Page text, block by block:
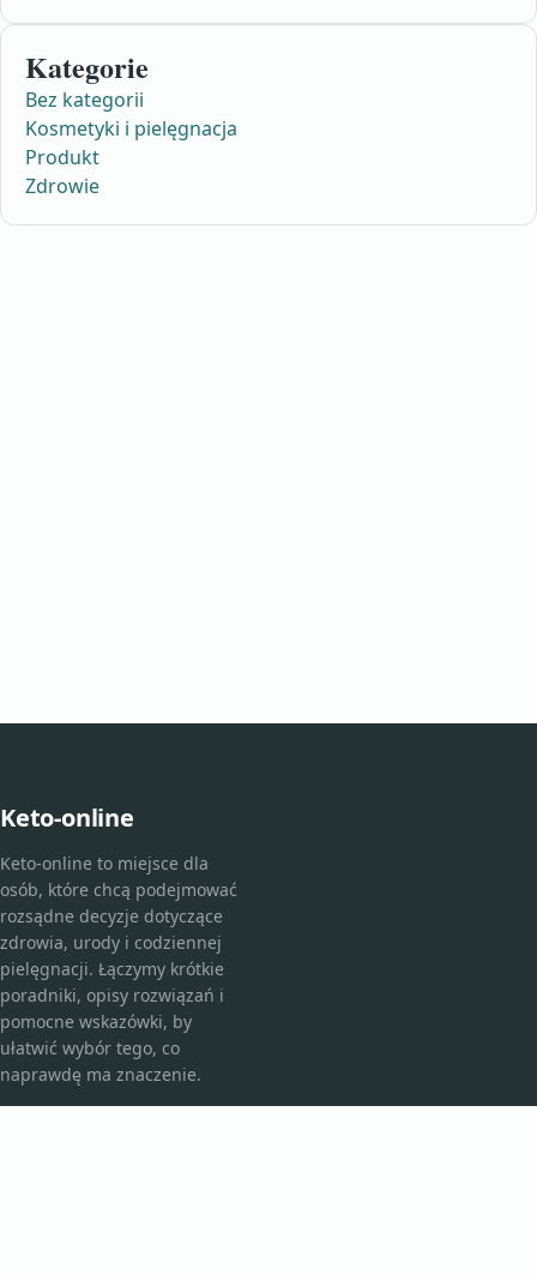
Kategorie
Bez kategorii
Kosmetyki i pielęgnacja
Produkt
Zdrowie
Keto-online
Keto-online to miejsce dla
osób, które chcą podejmować
rozsądne decyzje dotyczące
zdrowia, urody i codziennej
pielęgnacji. Łączymy krótkie
poradniki, opisy rozwiązań i
pomocne wskazówki, by
ułatwić wybór tego, co
naprawdę ma znaczenie.